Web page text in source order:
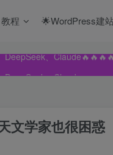
程 🌟WordPress建
DeepSeek、
、Claude🔥🔥🔥🔥
文学家也很困惑